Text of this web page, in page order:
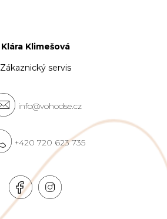
Klára Klimešová
Zákaznický servis
info@vohodse.cz
+420 720 623 735